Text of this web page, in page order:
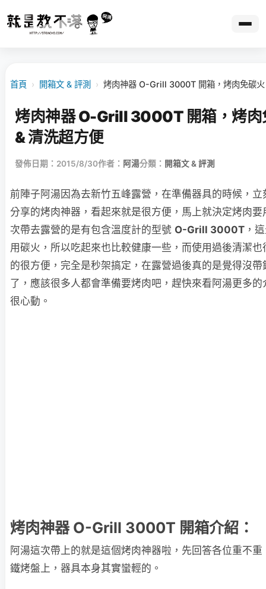
首頁 › 開箱文 & 評測 › 烤肉神器 O-Grill 3000T 開箱，烤肉免碳火
烤肉神器 O-Grill 3000T 開箱，烤肉
& 清洗超方便
發佈日期：2015/8/30作者： 阿湯分類： 開箱文 & 評測
前陣子阿湯因為去新竹五峰露營，在準備器具的時候，
分享的烤肉神器，看起來就是很方便，馬上就決定烤肉
次帶去露營的是有包含溫度計的型號 O-Grill 3000T ，
用碳火，所以吃起來也比較健康一些，而使用過後清潔
的很方便，完全是秒架搞定，在露營過後真的是覺得沒
了，應該很多人都會準備要烤肉吧，趕快來看阿湯更多
很心動。
烤肉神器 O-Grill 3000T 開箱介紹：
阿湯這次帶上的就是這個烤肉神器啦，先回答各位重不
鐵烤盤上，器具本身其實蠻輕的。